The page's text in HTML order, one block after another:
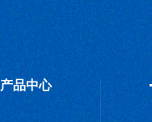
产品中心